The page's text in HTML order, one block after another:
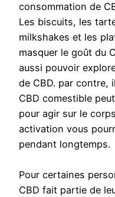
consommation de
Les biscuits, les
milkshakes et les
masquer le goût du
aussi pouvoir
de CBD. par contre,
CBD comestible
pour agir sur le
activation vous
pendant longtemps.
Pour certaines
CBD fait partie de